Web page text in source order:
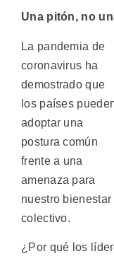
Una pitón, no
La pandemia de
coronavirus ha
demostrado que
los países
adoptar una
postura común
frente a una
amenaza para
nuestro bienestar
colectivo.
¿Por qué los